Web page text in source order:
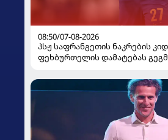
08:50/07-08-2026
პსჟ საფრანგეთის ნაკრების
ფეხბურთელის დამატებას